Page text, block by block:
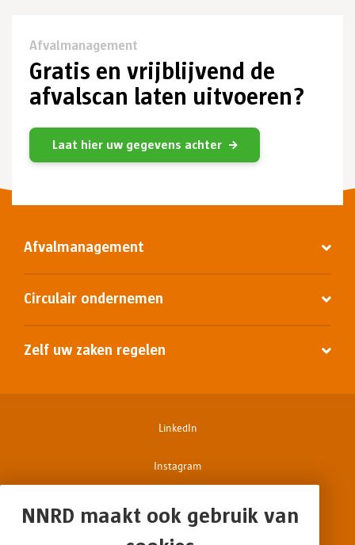
Afvalmanagement
Gratis en vrijblijvend de
afvalscan laten uitvoeren?
Laat hier uw gegevens achter
Afvalmanagement
Circulair ondernemen
Zelf uw zaken regelen
LinkedIn
Instagram
Facebook
NNRD maakt ook gebruik van